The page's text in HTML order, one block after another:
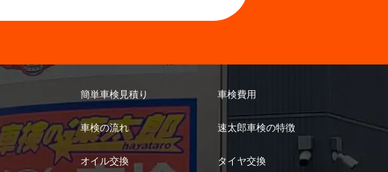
簡単車検見積り 車検費用
車検の流れ 速太郎車検の特徴
オイル交換 タイヤ交換